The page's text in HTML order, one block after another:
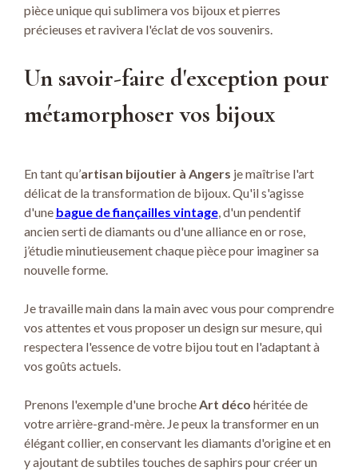
pièce unique qui sublimera vos bijoux et pierres
précieuses et ravivera l'éclat de vos souvenirs.
Un savoir-faire d'exception pour
métamorphoser vos bijoux
En tant qu’artisan bijoutier à Angers je maîtrise l'art
délicat de la transformation de bijoux. Qu'il s'agisse
d'une bague de fiançailles vintage, d'un pendentif
ancien serti de diamants ou d'une alliance en or rose,
j’étudie minutieusement chaque pièce pour imaginer sa
nouvelle forme.
Je travaille main dans la main avec vous pour comprendre
vos attentes et vous proposer un design sur mesure, qui
respectera l'essence de votre bijou tout en l'adaptant à
vos goûts actuels.
Prenons l'exemple d'une brocheArt déco héritée de
votre arrière-grand-mère. Je peux la transformer en un
élégant collier, en conservant les diamants d'origine et en
y ajoutant de subtiles touches de saphirs pour créer un